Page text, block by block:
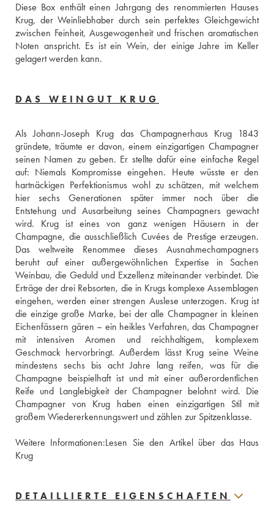
Diese Box enthält einen Jahrgang des renommierten Hauses
Krug, der Weinliebhaber durch sein perfektes Gleichgewicht
zwischen Feinheit, Ausgewogenheit und frischen aromatischen
Noten anspricht. Es ist ein Wein, der einige Jahre im Keller
gelagert werden kann.
DAS WEINGUT KRUG
Als Johann-Joseph Krug das Champagnerhaus Krug 1843
gründete, träumte er davon, einem einzigartigen Champagner
seinen Namen zu geben. Er stellte dafür eine einfache Regel
auf: Niemals Kompromisse eingehen. Heute wüsste er den
hartnäckigen Perfektionismus wohl zu schätzen, mit welchem
hier sechs Generationen später immer noch über die
Entstehung und Ausarbeitung seines Champagners gewacht
wird. Krug ist eines von ganz wenigen Häusern in der
Champagne, die ausschließlich Cuvées de Prestige erzeugen.
Das weltweite Renommee dieses Ausnahmechampagners
beruht auf einer außergewöhnlichen Expertise in Sachen
Weinbau, die Geduld und Exzellenz miteinander verbindet. Die
Erträge der drei Rebsorten, die in Krugs komplexe Assemblagen
eingehen, werden einer strengen Auslese unterzogen. Krug ist
die einzige große Marke, bei der alle Champagner in kleinen
Eichenfässern gären – ein heikles Verfahren, das Champagner
mit intensiven Aromen und reichhaltigem, komplexem
Geschmack hervorbringt. Außerdem lässt Krug seine Weine
mindestens sechs bis acht Jahre lang reifen, was für die
Champagne beispielhaft ist und mit einer außerordentlichen
Reife und Langlebigkeit der Champagner belohnt wird. Die
Champagner von Krug haben einen einzigartigen Stil mit
großem Wiedererkennungswert und zählen zur Spitzenklasse.
Weitere Informationen:Lesen Sie den Artikel über das Haus
Krug
DETAILLIERTE EIGENSCHAFTEN